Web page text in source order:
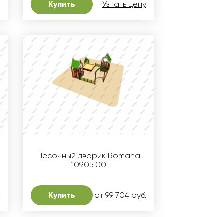
Купить Узнать цену
Песочный дворик Romana
109.05.00
Купить от 99 704 руб.